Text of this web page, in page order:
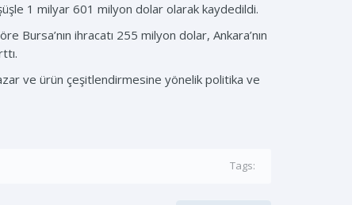
1 milyar 601 milyon dolar olarak kaydedildi.
Bursa’nın ihracatı 255 milyon dolar, Ankara’nın
ve ürün çeşitlendirmesine yönelik politika ve
Tags: